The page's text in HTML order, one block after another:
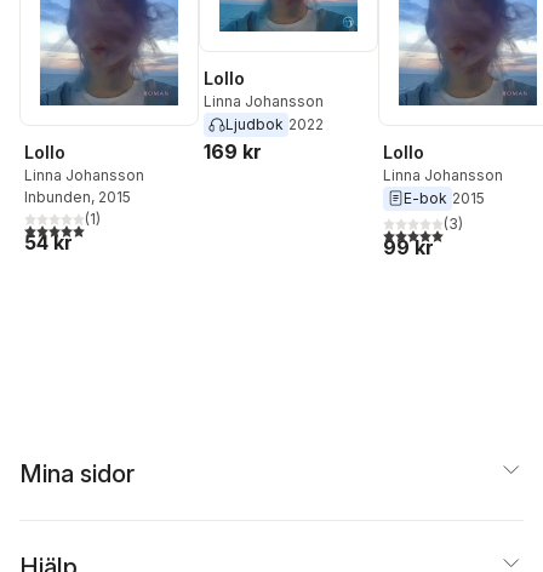
Lollo
Linna Johansson
Inbunden, 2015
5,0utav 5 stjärnor. Totalt antal röster:
(1)
54 kr
Lollo
Linna Johansson
Ljudbok 2022
169 kr Lollo
Linna Johansson
E-bok 2015
5,0utav 5 stjärnor.
(3)
99 kr
Mina sidor